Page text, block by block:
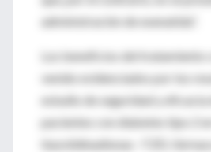
administración de exenatida”.
Los beneficios del tratamiento
venido evidenciados por los
estudio de seguridad y eficacia
pacientes con diabetes tipo 2
tiazolidinadionas –TZD,